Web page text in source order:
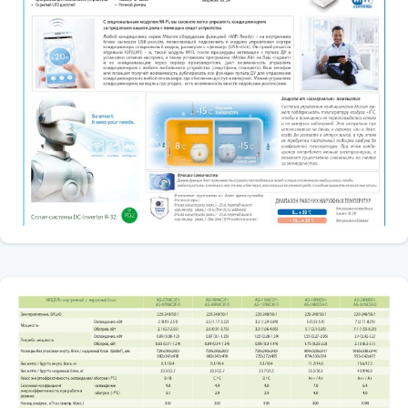
Підвищена тепловіддача. У блоках використовують
теплообмінники з трубками особливої конструкції, внутрішня
поверхня яких має насічки трапецієподібної форми "Innergrove
cooper", що забезпечує максимально збільшену площу поверхні
теплообміну. Завдяки цьому тепловіддача підвищується на 28%,
знижується рівень енергоспоживання та, отже, збільшується
Нічний режим
Нічний режим (режим сну) забезпечує умови для спокійного сну
та комфортного пробудження. Режим триває протягом 7-ми
годинного циклу, при цьому зменшується швидкість вентилятора,
тим самим знижуючи рівень шуму, а також автоматично через
задані проміжки, змінюючи задані з пульта температурні
значення (в режимі охолодження температура піднімається на
кілька градусів, а в режимі обігріву опускається). По закінченні
режиму (через 7 годин) установки температури повертаються до
заданого значення.
кліматичної техніки. Зовнішній блок набагато витонченіший за
своїх побратимів, має грані, як у діаманта, а увага до деталей
говорить про високий рівень виробництва та ретельно продуману
дизайн-концепцію.
Виявлення витоку холодоагенту
У разі виявлення витоку холодоагенту на дисплеї внутрішнього
блоку з'явиться код помилки «ЕС». Ця функція допоможе
захистити компресор від поломки при підвищенні температури